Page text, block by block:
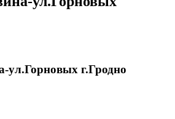
ЭКРАНАХ
ул.Горновых г.Гродно